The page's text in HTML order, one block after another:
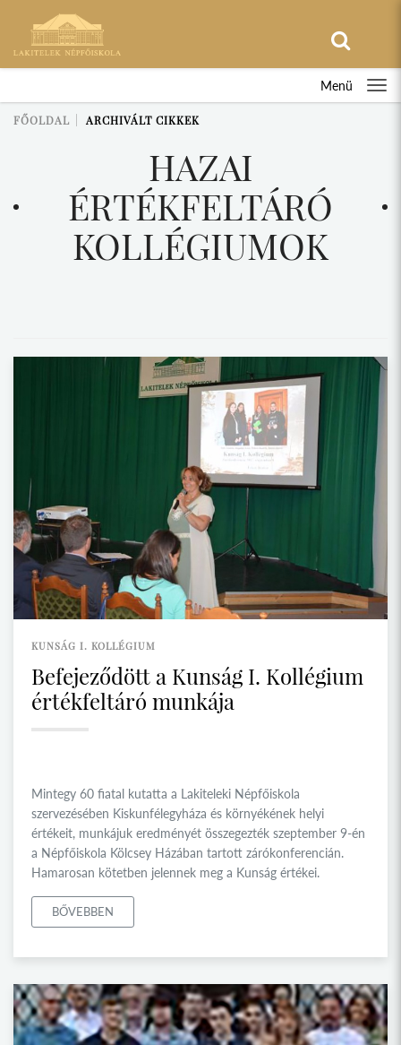
Menü
FŐOLDAL ARCHIVÁLT CIKKEK
HAZAI
ÉRTÉKFELTÁRÓ
KOLLÉGIUMOK
KUNSÁG I. KOLLÉGIUM
Befejeződött a Kunság I. Kollégium
értékfeltáró munkája
Mintegy 60 fiatal kutatta a Lakiteleki Népfőiskola
szervezésében Kiskunfélegyháza és környékének helyi
értékeit, munkájuk eredményét összegezték szeptember 9-én
a Népfőiskola Kölcsey Házában tartott zárókonferencián.
Hamarosan kötetben jelennek meg a Kunság értékei.
BŐVEBBEN